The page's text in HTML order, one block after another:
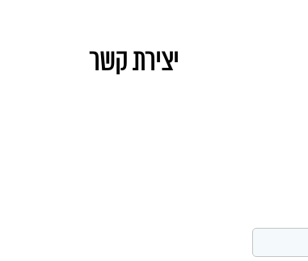
יצירת קשר